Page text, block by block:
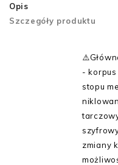
Opis
Szczegóły produktu
- korpus
stopu
zmiany